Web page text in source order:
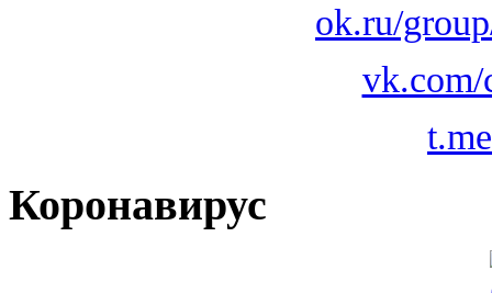
ok.ru/
vk.com/
Коронавирус